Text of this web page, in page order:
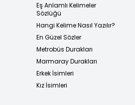
Eş Anlamlı Kelimeler
Sözlüğü
Hangi Kelime Nasıl Yazılır?
En Güzel Sözler
Metrobüs Durakları
Marmaray Durakları
Erkek İsimleri
Kız İsimleri